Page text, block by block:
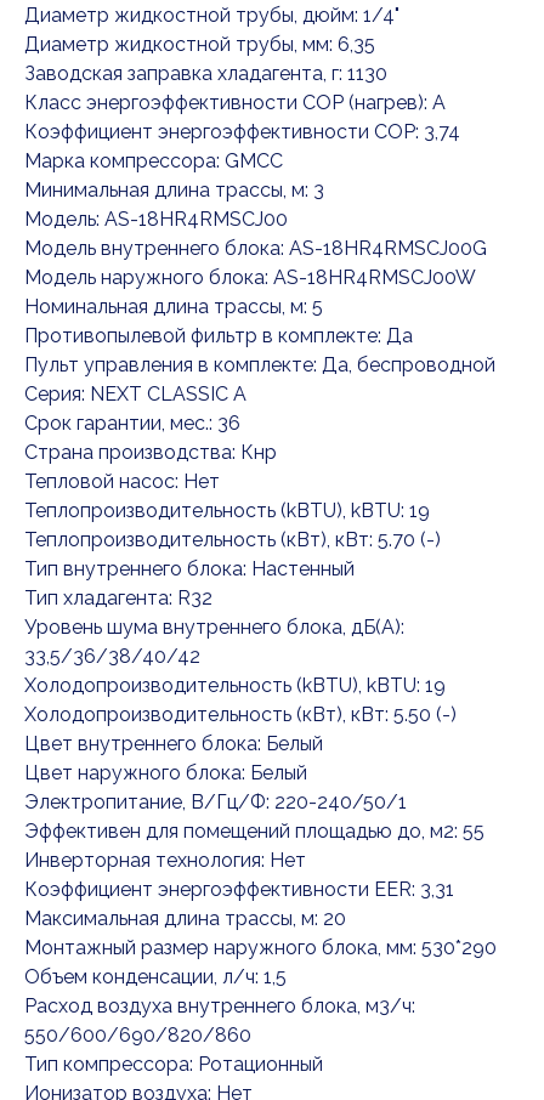
Диаметр жидкостной трубы, дюйм: 1/4"
Диаметр жидкостной трубы, мм: 6,35
Заводская заправка хладагента, г: 1130
Класс энергоэффективности COP (нагрев): A
Коэффициент энергоэффективности COP: 3,74
Марка компрессора: GMCC
Минимальная длина трассы, м: 3
Модель: AS-18HR4RMSCJ00
Модель внутреннего блока: AS-18HR4RMSCJ00G
Модель наружного блока: AS-18HR4RMSCJ00W
Номинальная длина трассы, м: 5
Противопылевой фильтр в комплекте: Да
Пульт управления в комплекте: Да, беспроводной
Серия: NEXT CLASSIC A
Срок гарантии, мес.: 36
Страна производства: Кнр
Тепловой насос: Нет
Теплопроизводительность (kBTU), kBTU: 19
Теплопроизводительность (кВт), кВт: 5.70 (-)
Тип внутреннего блока: Настенный
Тип хладагента: R32
Уровень шума внутреннего блока, дБ(А):
33,5/36/38/40/42
Холодопроизводительность (kBTU), kBTU: 19
Холодопроизводительность (кВт), кВт: 5.50 (-)
Цвет внутреннего блока: Белый
Цвет наружного блока: Белый
Электропитание, В/Гц/Ф: 220-240/50/1
Эффективен для помещений площадью до, м2: 55
Инверторная технология: Нет
Коэффициент энергоэффективности EER: 3,31
Максимальная длина трассы, м: 20
Монтажный размер наружного блока, мм: 530*290
Объем конденсации, л/ч: 1,5
Расход воздуха внутреннего блока, м3/ч:
550/600/690/820/860
Тип компрессора: Ротационный
Ионизатор воздуха: Нет